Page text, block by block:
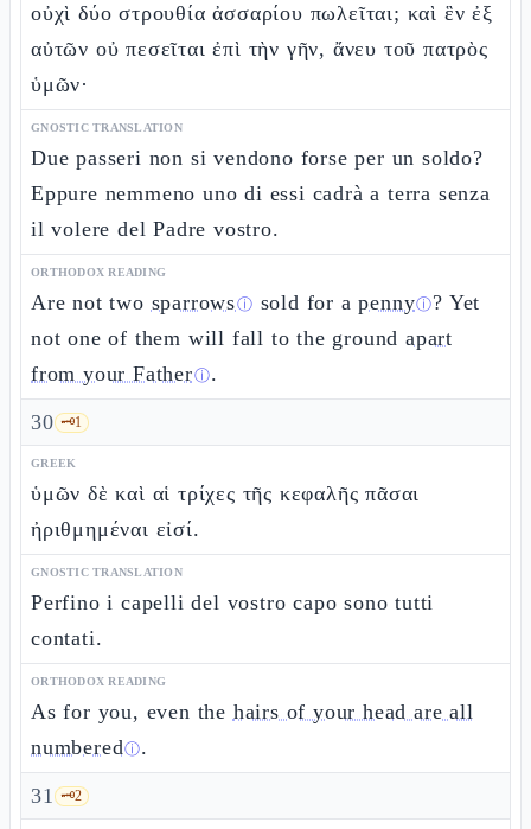
οὐχὶ δύο στρουθία ἀσσαρίου πωλεῖται; καὶ ἓν ἐξ
αὐτῶν οὐ πεσεῖται ἐπὶ τὴν γῆν, ἄνευ τοῦ πατρὸς
ὑμῶν·
GNOSTIC TRANSLATION
Due passeri non si vendono forse per un soldo?
Eppure nemmeno uno di essi cadrà a terra senza
il volere del Padre vostro.
ORTHODOX READING
Are not two sparrowsⓘ sold for apennyⓘ? Yet
not one of them will fall to the ground apart
from your Fatherⓘ.
30 🗝️1
GREEK
ὑμῶν δὲ καὶ αἱ τρίχες τῆς κεφαλῆς πᾶσαι
ἠριθμημέναι εἰσί.
GNOSTIC TRANSLATION
Perfino i capelli del vostro capo sono tutti
contati.
ORTHODOX READING
As for you, even the hairs of your head are all
numberedⓘ.
31 🗝️2